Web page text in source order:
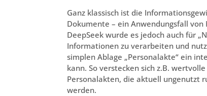
Ganz klassisch ist die
Dokumente – ein Anwendungsfall von
DeepSeek wurde es jedoch auch für
Informationen zu verarbeiten und
simplen Ablage „Personalakte“ ein
kann. So verstecken sich z.B.
Personalakten, die aktuell ungenutzt
werden.